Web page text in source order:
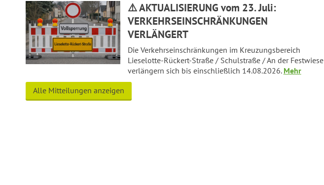
⚠️ AKTUALISIERUNG vom 23. Juli:
VERKEHRSEINSCHRÄNKUNGEN
VERLÄNGERT
Die Verkehrseinschränkungen im Kreuzungsbereich
Lieselotte-Rückert-Straße / Schulstraße / An der Festwiese
verlängern sich bis einschließlich 14.08.2026. Mehr
Alle Mitteilungen anzeigen